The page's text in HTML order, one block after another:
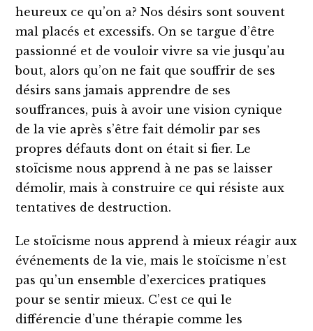
heureux ce qu’on a? Nos désirs sont souvent
mal placés et excessifs. On se targue d’être
passionné et de vouloir vivre sa vie jusqu’au
bout, alors qu’on ne fait que souffrir de ses
désirs sans jamais apprendre de ses
souffrances, puis à avoir une vision cynique
de la vie après s’être fait démolir par ses
propres défauts dont on était si fier. Le
stoïcisme nous apprend à ne pas se laisser
démolir, mais à construire ce qui résiste aux
tentatives de destruction.
Le stoïcisme nous apprend à mieux réagir aux
événements de la vie, mais le stoïcisme n’est
pas qu’un ensemble d’exercices pratiques
pour se sentir mieux. C’est ce qui le
différencie d’une thérapie comme les